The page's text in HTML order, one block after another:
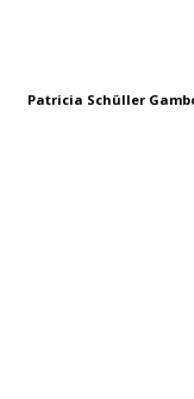
Patricia Schüller